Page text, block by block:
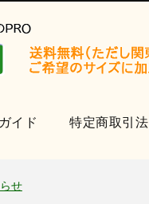
イド 特定商取引法
せ